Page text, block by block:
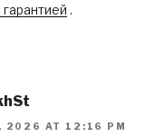
гарантией .
2026 AT 12:16 PM